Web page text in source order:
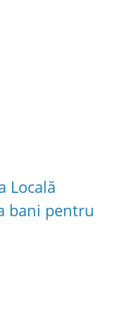
Locală
bani pentru